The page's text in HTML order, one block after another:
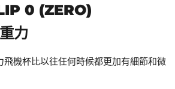
0 (ZERO)
力
飛機杯比以往任何時候都更加有細節和微